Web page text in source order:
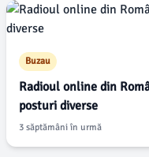
Buzau
Radioul online din
posturi diverse
3 săptămâni în urmă